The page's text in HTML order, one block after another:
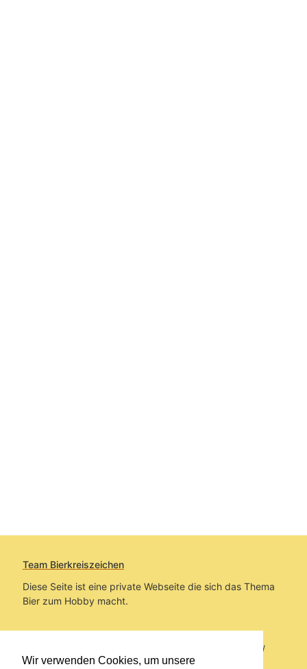
Wir verwenden Cookies, um unsere
Team Bierkreiszeichen
Diese Seite ist eine private Webseite die sich das Thema
Bier zum Hobby macht.
Sie befinden sich auf https://www.bierkreiszeichen.at/